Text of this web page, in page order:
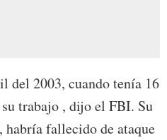
del 2003, cuando tenía 16
trabajo , dijo el FBI. Su
fallecido de ataque